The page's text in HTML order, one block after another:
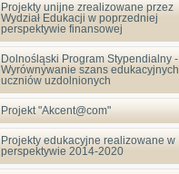
Projekty unijne zrealizowane przez
Wydział Edukacji w poprzedniej
perspektywie finansowej
Dolnośląski Program Stypendialny -
Wyrównywanie szans edukacyjnych
uczniów uzdolnionych
Projekt "Akcent@com"
Projekty edukacyjne realizowane w
perspektywie 2014-2020